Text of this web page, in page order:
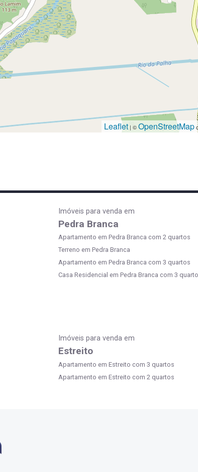
Leaflet | ©OpenStreetMap
Imóveis para venda em
Pedra Branca
Apartamento em Pedra Branca com 2 quartos
Terreno em Pedra Branca
Apartamento em Pedra Branca com 3 quartos
Casa Residencial em Pedra Branca com 3
Imóveis para venda em
Estreito
Apartamento em Estreito com 3 quartos
Apartamento em Estreito com 2 quartos